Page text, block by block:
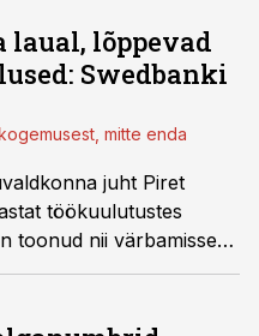
laual, lõppevad
Swedbanki
mitte enda
juht Piret
töökuulutustes
toonud nii värbamisse
rohkem selgust ja
personalijuht enne uue
õppida võiks.